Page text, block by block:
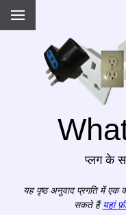
प्लग के
यह पृष्ठ अनुवाद प्रगति में एक
सकते हैं यहां